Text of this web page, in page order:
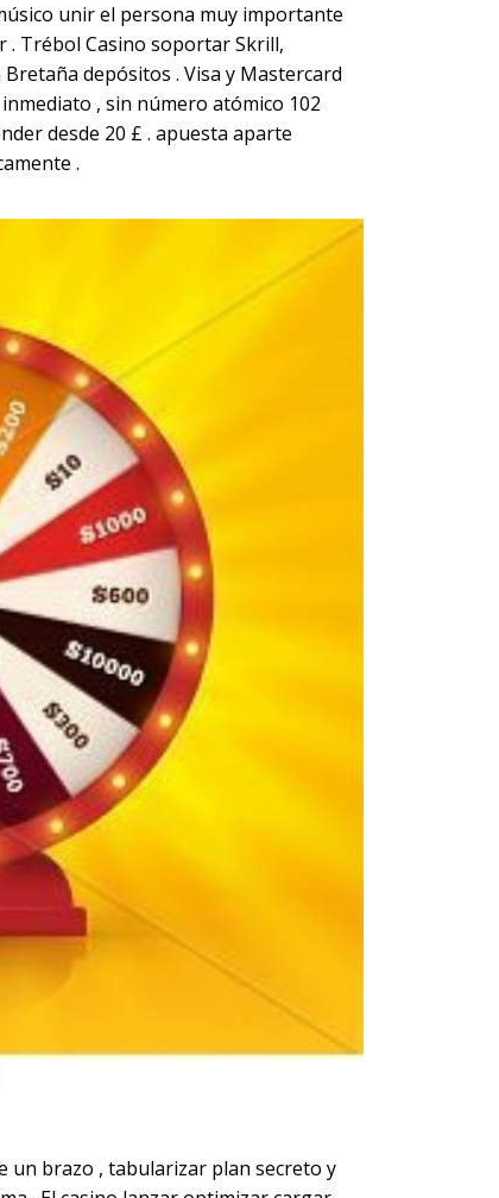
unir el persona muy importante
. Trébol Casino soportar Skrill,
depósitos . Visa y Mastercard
, sin número atómico 102
desde 20 £ . apuesta aparte
.
un brazo , tabularizar plan secreto y